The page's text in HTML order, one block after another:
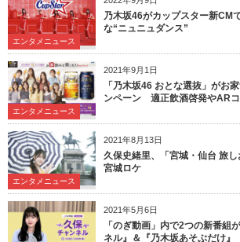
エンタメニュース
乃木坂46がカップスター新CM
な“ニュニュダンス”
2021年9月1日
エンタメニュース
「乃木坂46 おとな選抜」がお
ンペーン 適正飲酒啓発やAR
2021年8月13日
エンタメニュース
久保史緒里、「宮城・仙台 旅
宮城ロケ
2021年5月6日
「のぎ動画」内で2つの新番組
ネル』＆『乃木坂あそぶだけ』